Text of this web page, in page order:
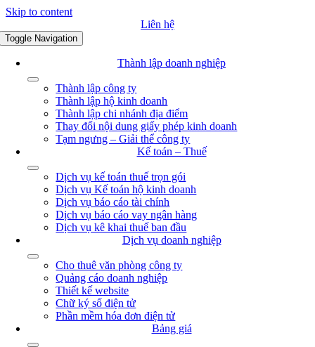
Skip to content
Liên hệ
Toggle Navigation
Thành lập doanh nghiệp
Thành lập công ty
Thành lập hộ kinh doanh
Thành lập chi nhánh địa điểm
Thay đổi nội dung giấy phép kinh doanh
Tạm ngưng – Giải thể công ty
Kế toán – Thuế
Dịch vụ kế toán thuế trọn gói
Dịch vụ Kế toán hộ kinh doanh
Dịch vụ báo cáo tài chính
Dịch vụ báo cáo vay ngân hàng
Dịch vụ kê khai thuế ban đầu
Dịch vụ doanh nghiệp
Cho thuê văn phòng công ty
Quảng cáo doanh nghiệp
Thiết kế website
Chữ ký số điện tử
Phần mềm hóa đơn điện tử
Bảng giá